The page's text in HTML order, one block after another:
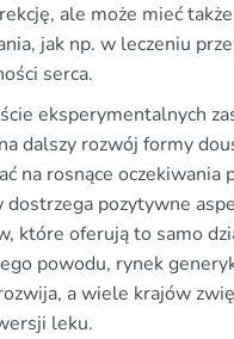
ale może mieć
jak np. w leczeniu
serca.
eksperymentalnych
dalszy rozwój formy
na rosnące oczekiwania
dostrzega pozytywne
które oferują to samo
powodu, rynek
a wiele krajów
leku.